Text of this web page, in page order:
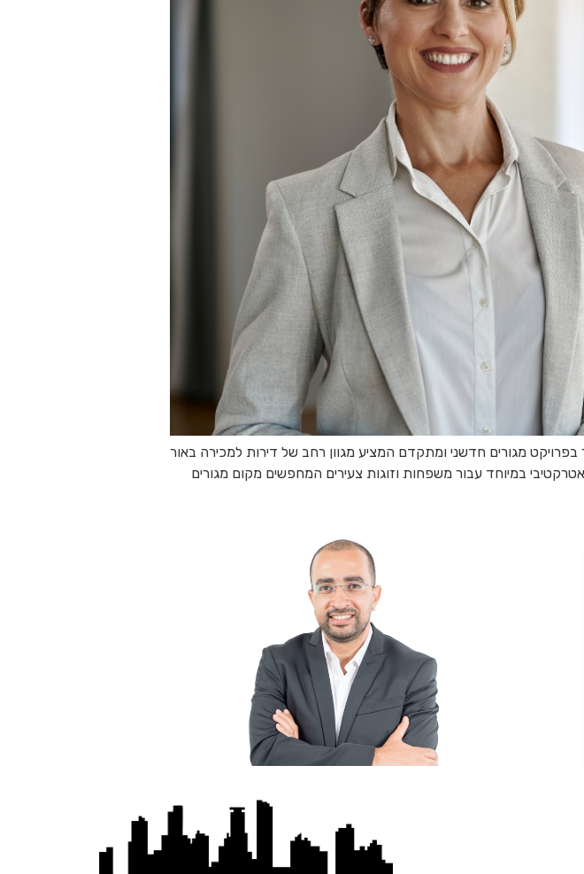
מגורים חדשני ומתקדם המציע מגוון רחב של דירות למכירה באור
במיוחד עבור משפחות וזוגות צעירים המחפשים מקום מגורים